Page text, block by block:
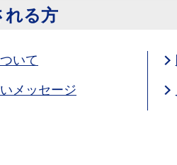
れる方
いて
メッセージ